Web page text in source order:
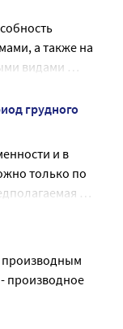
тракта
или
побочных
прекратить
а также на
видами
грудного
и в
только по
производным
производное